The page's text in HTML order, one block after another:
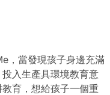
，當發現孩子身邊充滿
入生產具環境教育意
育，想給孩子一個重